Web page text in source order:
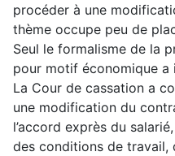
procéder à une
thème occupe peu de
Seul le formalisme de la
pour motif économique a
La Cour de cassation a
une modification du
l’accord exprès du
des conditions de travail,